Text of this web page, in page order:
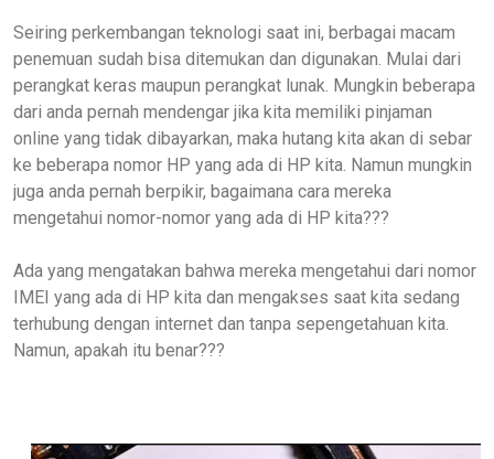
Seiring perkembangan teknologi saat ini, berbagai macam
penemuan sudah bisa ditemukan dan digunakan. Mulai dari
perangkat keras maupun perangkat lunak. Mungkin beberapa
dari anda pernah mendengar jika kita memiliki pinjaman
online yang tidak dibayarkan, maka hutang kita akan di sebar
ke beberapa nomor HP yang ada di HP kita. Namun mungkin
juga anda pernah berpikir, bagaimana cara mereka
mengetahui nomor-nomor yang ada di HP kita???
Ada yang mengatakan bahwa mereka mengetahui dari nomor
IMEI yang ada di HP kita dan mengakses saat kita sedang
terhubung dengan internet dan tanpa sepengetahuan kita.
Namun, apakah itu benar???